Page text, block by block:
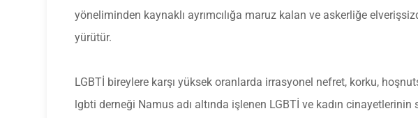
yöneliminden kaynaklı ayrımcılığa maruz kalan ve askerliğe
yürütür.
LGBTİ bireylere karşı yüksek oranlarda irrasyonel nefret, korku,
lgbti derneği Namus adı altında işlenen LGBTİ ve kadın